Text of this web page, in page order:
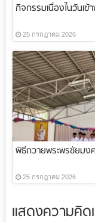
กิจกรรมเนื่องในวันเ
25 กรกฎาคม 2026
พิธีถวายพระพรชัยมง
25 กรกฎาคม 2026
แสดงความคิด